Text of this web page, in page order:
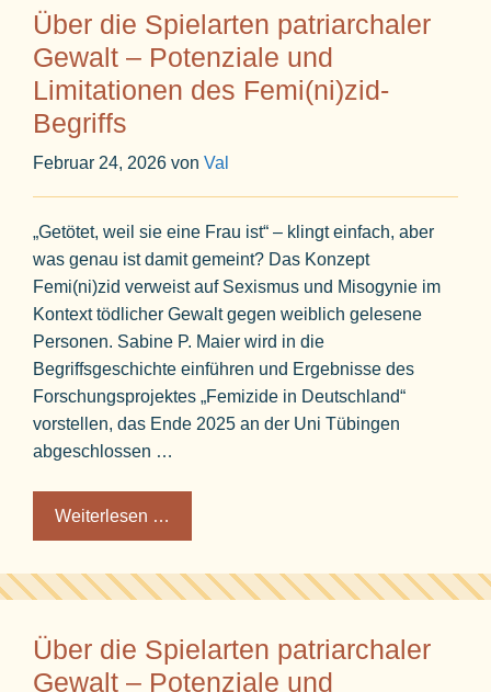
Über die Spielarten patriarchaler
Gewalt – Potenziale und
Limitationen des Femi(ni)zid-
Begriffs
Februar 24, 2026 von Val
„Getötet, weil sie eine Frau ist“ – klingt einfach, aber
was genau ist damit gemeint? Das Konzept
Femi(ni)zid verweist auf Sexismus und Misogynie im
Kontext tödlicher Gewalt gegen weiblich gelesene
Personen. Sabine P. Maier wird in die
Begriffsgeschichte einführen und Ergebnisse des
Forschungsprojektes „Femizide in Deutschland“
vorstellen, das Ende 2025 an der Uni Tübingen
abgeschlossen …
Weiterlesen …
Über die Spielarten patriarchaler
Gewalt – Potenziale und